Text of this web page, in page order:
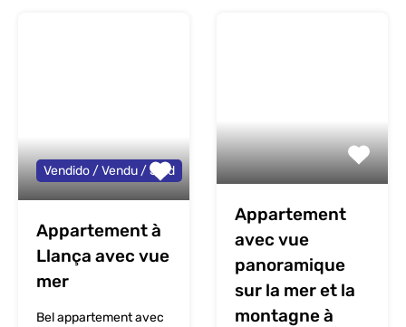
Vendido / Vendu / Sold
Appartement à
Llança avec vue
mer
Bel appartement avec
Appartement
avec vue
panoramique
sur la mer et la
montagne à